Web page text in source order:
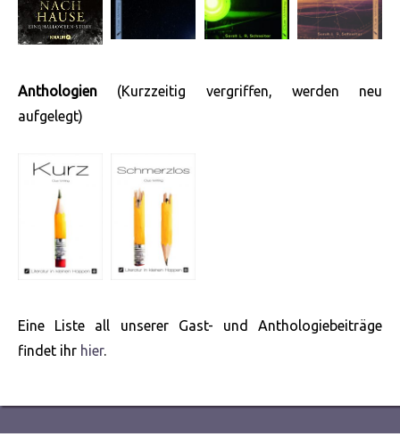
Anthologien (Kurzzeitig vergriffen, werden neu
aufgelegt)
Eine Liste all unserer Gast- und Anthologiebeiträge
findet ihr hier.